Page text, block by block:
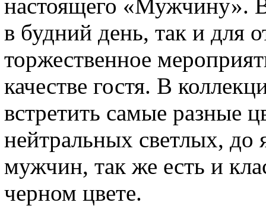
настоящего «Мужчину».
в будний день, так и для
торжественное
качестве гостя. В
встретить самые разные
нейтральных светлых, до
мужчин, так же есть и
черном цвете.